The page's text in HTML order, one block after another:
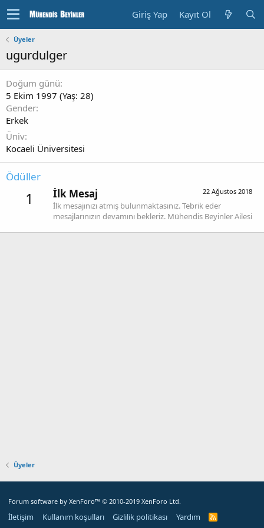
Giriş Yap Kayıt Ol
Üyeler
ugurdulger
Doğum günü
5 Ekim 1997 (Yaş: 28)
Gender
Erkek
Üniv
Kocaeli Üniversitesi
Ödüller
1 22 Ağustos 2018
İlk Mesaj
İlk mesajınızı atmış bulunmaktasınız. Tebrik eder
mesajlarınızın devamını bekleriz. Mühendis Beyinler Ailesi
Üyeler
Forum software by XenForo™ © 2010-2019 XenForo Ltd.
İletişim Kullanım koşulları Gizlilik politikası Yardım
R